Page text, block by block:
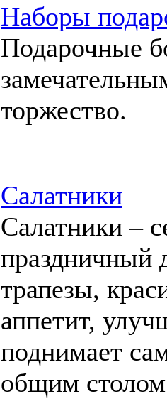
Наборы
Подарочные
торжество.
Салатники
Салатники –
праздничный
трапезы,
аппетит,
поднимает
общим